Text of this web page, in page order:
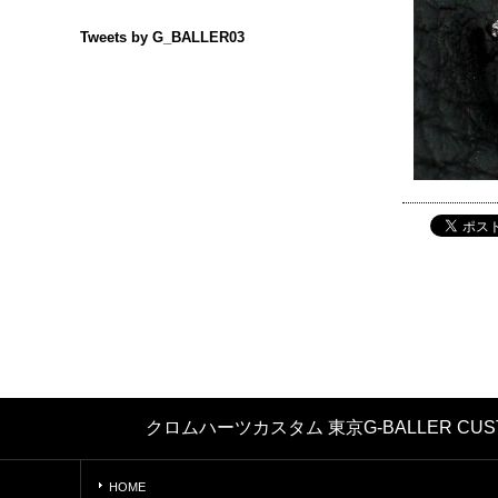
Tweets by G_BALLER03
クロムハーツカスタム 東京G-BALLER
HOME